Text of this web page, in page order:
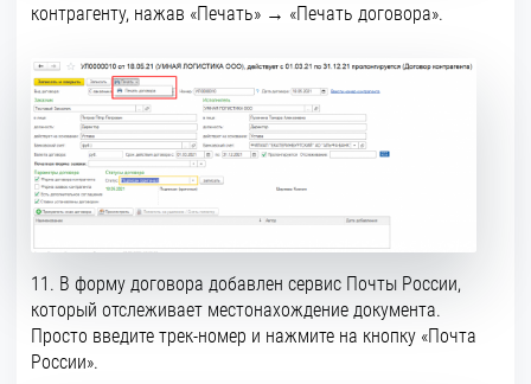
контрагенту, нажав «Печать» → «Печать договора».
11. В форму договора добавлен сервис Почты России,
который отслеживает местонахождение документа.
Просто введите трек-номер и нажмите на кнопку «Почта
России».